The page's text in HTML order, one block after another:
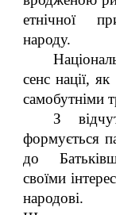
етнічної
народу.
сенс нації, як
самобутніми
З
формується
до
своїми
народові.